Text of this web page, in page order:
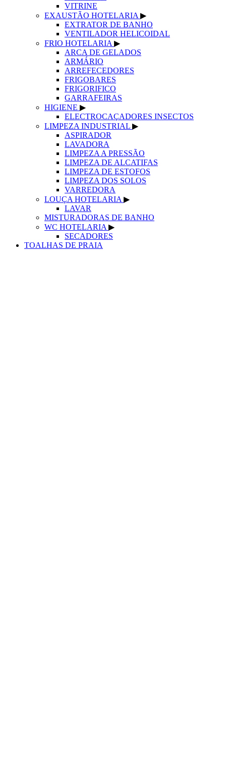
VITRINE
EXAUSTÃO HOTELARIA ▶
EXTRATOR DE BANHO
VENTILADOR HELICOIDAL
FRIO HOTELARIA ▶
ARCA DE GELADOS
ARMÁRIO
ARREFECEDORES
FRIGOBARES
FRIGORIFICO
GARRAFEIRAS
HIGIENE ▶
ELECTROCAÇADORES INSECTOS
LIMPEZA INDUSTRIAL ▶
ASPIRADOR
LAVADORA
LIMPEZA A PRESSÃO
LIMPEZA DE ALCATIFAS
LIMPEZA DE ESTOFOS
LIMPEZA DOS SOLOS
VARREDORA
LOUÇA HOTELARIA ▶
LAVAR
MISTURADORAS DE BANHO
WC HOTELARIA ▶
SECADORES
TOALHAS DE PRAIA